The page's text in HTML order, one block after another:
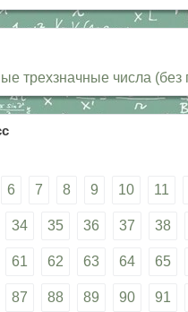
трехзначные числа
6 7 8 9 10 11
34 35 36 37 38
61 62 63 64 65
87 88 89 90 91